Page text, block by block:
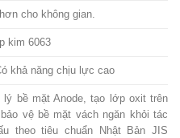
cho không gian.
kim 6063
khả năng chịu lực cao
bề mặt Anode, tạo lớp oxit trên
vệ bề mặt vách ngăn khỏi tác
theo tiêu chuẩn Nhật Bản JIS